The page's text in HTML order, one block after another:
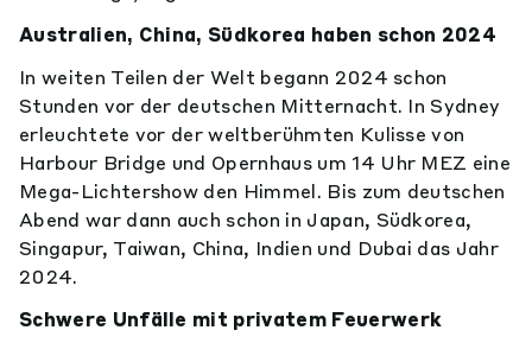
Australien, China, Südkorea haben schon 2024
In weiten Teilen der Welt begann 2024 schon
Stunden vor der deutschen Mitternacht. In Sydney
erleuchtete vor der weltberühmten Kulisse von
Harbour Bridge und Opernhaus um 14 Uhr MEZ eine
Mega-Lichtershow den Himmel. Bis zum deutschen
Abend war dann auch schon in Japan, Südkorea,
Singapur, Taiwan, China, Indien und Dubai das Jahr
2024.
Schwere Unfälle mit privatem Feuerwerk